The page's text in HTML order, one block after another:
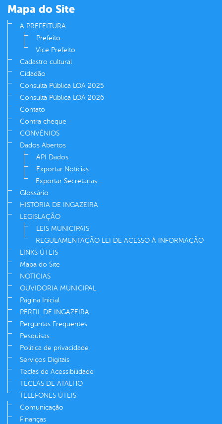
Mapa do Site
A PREFEITURA
Prefeito
Vice Prefeito
Cadastro cultural
Cidadão
Consulta Pública LOA 2025
Consulta Pública LOA 2026
Contato
Contra cheque
CONVÊNIOS
Dados Abertos
API Dados
Exportar Notícias
Exportar Secretarias
Glossário
HISTÓRIA DE INGAZEIRA
LEGISLAÇÃO
LEIS MUNICIPAIS
REGULAMENTAÇÃO LEI DE ACESSO À INFORMAÇÃO
LINKS ÚTEIS
Mapa do Site
NOTÍCIAS
OUVIDORIA MUNICIPAL
Página Inicial
PERFIL DE INGAZEIRA
Perguntas Frequentes
Pesquisas
Política de privacidade
Serviços Digitais
Teclas de Acessibilidade
TECLAS DE ATALHO
TELEFONES ÚTEIS
Comunicação
Finanças